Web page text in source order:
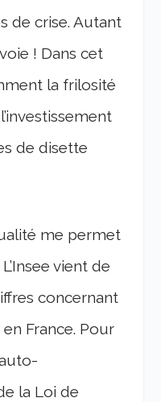
de crise. Autant
! Dans cet
la frilosité
de disette
me permet
vient de
concernant
France. Pour
la Loi de